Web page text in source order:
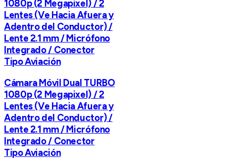
1080p (2 Megapixel) / 2
Lentes (Ve Hacia Afuera y
Adentro del Conductor) /
Lente 2.1 mm / Micrófono
Integrado / Conector
Tipo Aviación
Cámara Móvil Dual TURBO
1080p (2 Megapixel) / 2
Lentes (Ve Hacia Afuera y
Adentro del Conductor) /
Lente 2.1 mm / Micrófono
Integrado / Conector
Tipo Aviación